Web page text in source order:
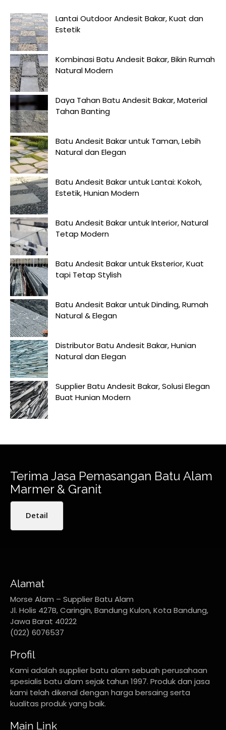
Lantai Outdoor Andesit Bakar, Kuat dan
Estetik
Kombinasi Batu Andesit Bakar, Bikin Rumah
Natural Modern
Daya Tahan Batu Andesit Bakar, Material
Tahan Banting
Batu Andesit Bakar untuk Taman, Lebih
Natural dan Elegan
Batu Andesit Bakar untuk Lantai: Kokoh,
Estetik, Hunian Modern
Batu Andesit Bakar untuk Interior, Natural
Tetap Modern
Batu Andesit Bakar untuk Eksterior, Kuat
tapi Tetap Stylish
Batu Andesit Bakar untuk Dinding, Rumah
Natural & Elegan
Distributor Batu Andesit Bakar, Hunian
Natural dan Elegan
Supplier Batu Andesit Bakar, Solusi Elegan
Buat Hunian Modern
Terima Jasa Pemasangan Batu Alam
Marmer & Granit
Detail
Alamat
Morse Alam – Supplier Batu Alam
Jl. Holis 427B, Caringin, Bandung Kulon, Kota Bandung,
Jawa Barat 40222
(022) 6076537
Profil
Kami adalah supplier batu alam sebuah perusahaan
spesialis batu alam sejak tahun 1997. Produk dan jasa
kami telah dikenal dengan harga bersaing serta
kualitas produk yang baik.
Main Link